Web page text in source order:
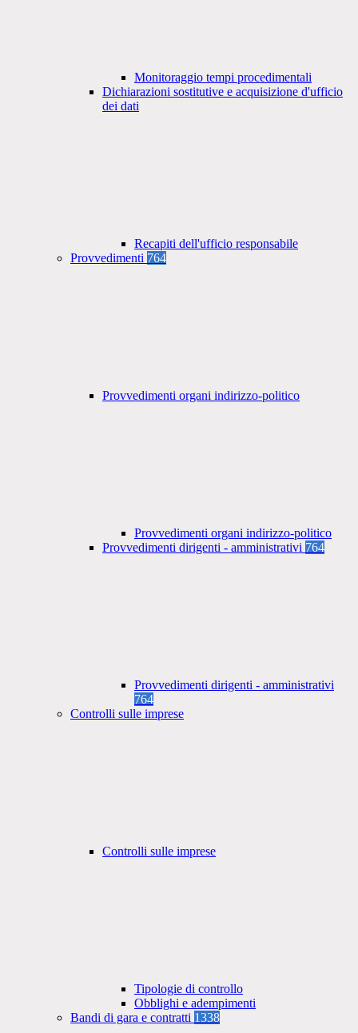
Monitoraggio tempi procedimentali
Dichiarazioni sostitutive e acquisizione d'ufficio
dei dati
Recapiti dell'ufficio responsabile
Provvedimenti 764
Provvedimenti organi indirizzo-politico
Provvedimenti organi indirizzo-politico
Provvedimenti dirigenti - amministrativi 764
Provvedimenti dirigenti - amministrativi
764
Controlli sulle imprese
Controlli sulle imprese
Tipologie di controllo
Obblighi e adempimenti
Bandi di gara e contratti 1338